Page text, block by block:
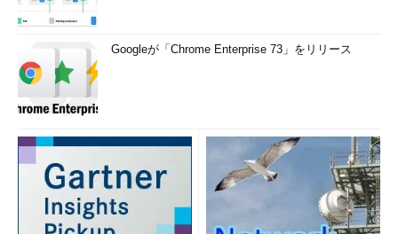
Googleが「Chrome Enterprise 73」をリリース